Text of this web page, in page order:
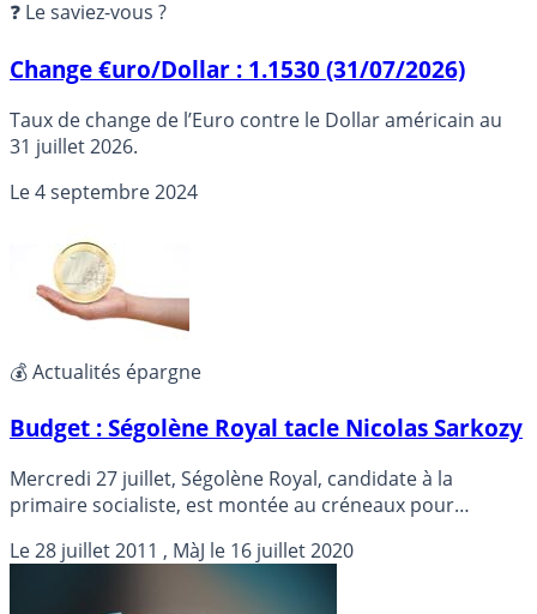
❓ Le saviez-vous ?
Change €uro/Dollar : 1.1530 (31/07/2026)
Taux de change de l’Euro contre le Dollar américain au
31 juillet 2026.
Le4 septembre 2024
💰 Actualités épargne
Budget : Ségolène Royal tacle Nicolas Sarkozy
Mercredi 27 juillet, Ségolène Royal, candidate à la
primaire socialiste, est montée au créneaux pour
Sarkozy concernant la fameuse règle d’or budgétaire.
Le28 juillet 2011 , MàJ le 16 juillet 2020